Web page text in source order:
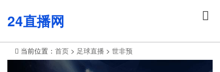
24直播网
当前位置： 首页 > 足球直播 > 世非预